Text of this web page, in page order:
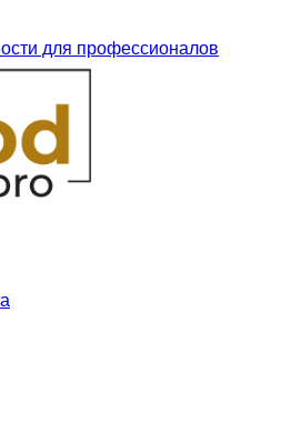
для профессионалов